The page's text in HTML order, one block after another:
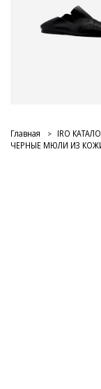
Главная IRO
ЧЕРНЫЕ МЮЛИ ИЗ